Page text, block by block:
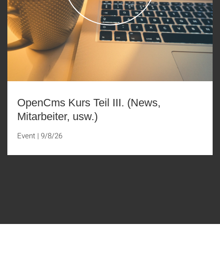
OpenCms Kurs Teil III. (News,
Mitarbeiter, usw.)
Event | 9/8/26